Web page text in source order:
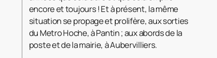
encore et toujours ! Et à présent, la même
situation se propage et prolifère, aux sorties
du MetroHoche, à Pantin ; aux abords de la
poste et de la mairie, à Aubervilliers.